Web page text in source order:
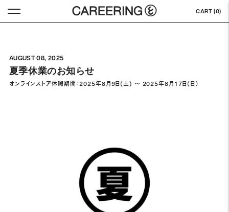
CART (0)
AUGUST 08, 2025
夏季休業のお知らせ
オンラインストア休暇期間：2025年8月9日(土) ～ 2025年8月17日(日）